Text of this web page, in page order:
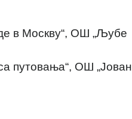
в Москву“, ОШ „Љубе
путовања“, ОШ „Јован